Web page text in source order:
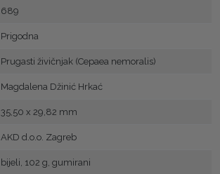
689
Prigodna
Prugasti živičnjak (Cepaea nemoralis)
Magdalena Džinić Hrkać
35,50 x 29,82 mm
AKD d.o.o. Zagreb
bijeli, 102 g, gumirani